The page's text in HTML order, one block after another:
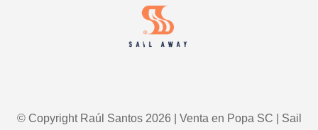
© Copyright Raúl Santos 2026 | Venta en Popa SC | Sail